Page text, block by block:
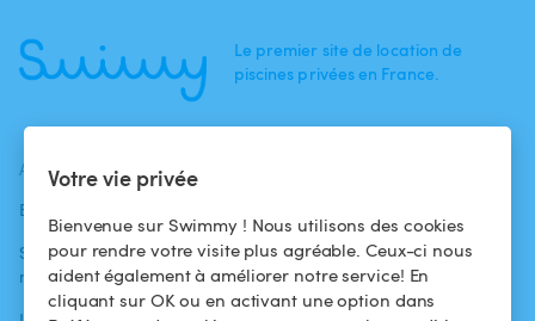
Votre vie privée
Bienvenue sur Swimmy ! Nous utilisons des cookies
pour rendre votre visite plus agréable. Ceux-ci nous
aident également à améliorer notre service! En
cliquant sur OK ou en activant une option dans
Le premier site de location de
piscines privées en France.
ACTUALITÉS
Blog
Swimmy dans les
médias
baigneurs
Pour les
propriétaires
Conditions
d'utilisation